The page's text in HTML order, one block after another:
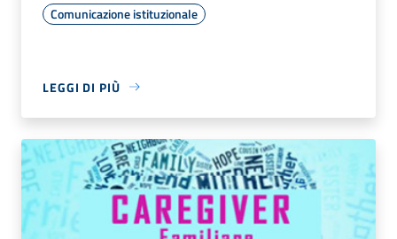
Comunicazione istituzionale
LEGGI DI PIÙ